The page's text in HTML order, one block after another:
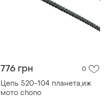
776 грн 0
Цепь 520-104 планета,иж
мото chono